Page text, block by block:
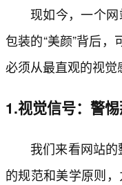
现如今，一个
包装的“美颜”背后，
必须从最直观的视觉
1.视觉信号：警
我们来看网站
的规范和美学原则